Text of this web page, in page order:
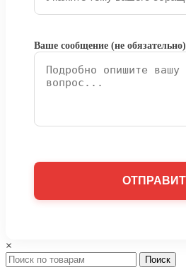
Ваше сообщение (не обязательно)
×
Поиск